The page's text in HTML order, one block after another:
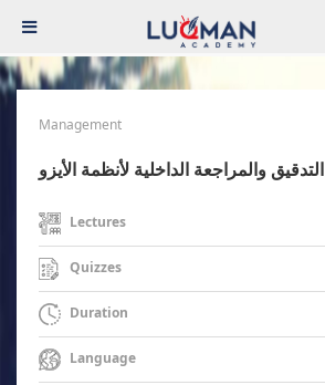
Management
التدقيق والمراجعة الداخلية لأنظمة الأيزو
Lectures
Quizzes
Duration
Language